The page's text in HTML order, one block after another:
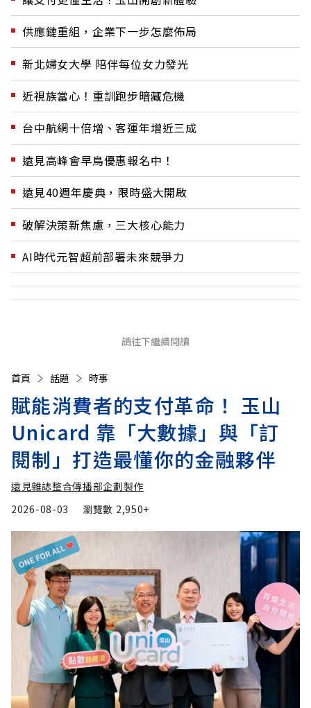
供應鏈重組，企業下一步怎麼佈局
新北婦女大學 陪伴每位女力發光
近視族當心！重訓跑步暗藏危機
台中航網十倍增、客運年增近三成
遠見高峰會早鳥優惠報名中！
遠見40週年慶典，限時盛大開啟
破解決策新焦慮，三大核心能力
AI時代元智超前部署未來競爭力
請往下繼續閱讀
首頁 話題 時事
賦能消費者的支付革命！ 玉山
Unicard 靠「大數據」與「訂
閱制」打造最懂你的金融夥伴
遠見雜誌整合傳播部企劃製作
2026-08-03
瀏覽數 2,950+